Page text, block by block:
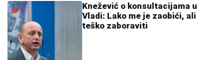
Knežević o konsultacijama u
Vladi: Lako me je zaobići, ali
teško zaboraviti